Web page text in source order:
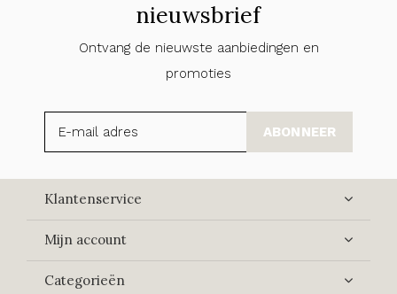
nieuwsbrief
Ontvang de nieuwste aanbiedingen en
promoties
ABONNEER
Klantenservice
Mijn account
Categorieën